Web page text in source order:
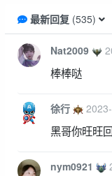
最新回复(535)
Nat2009
棒棒哒
徐行
黑哥你旺旺
nym0921